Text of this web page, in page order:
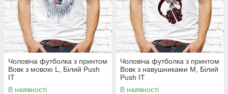
Чоловіча футболка з принтом
Вовк з мовою L, Білий Push
IT
В наявності
Чоловіча футболка з принтом
Вовк з навушниками M, Білий
Push IT
В наявності